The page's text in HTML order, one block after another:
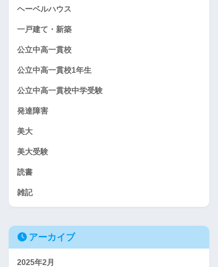
ヘーベルハウス
一戸建て・新築
公立中高一貫校
公立中高一貫校1年生
公立中高一貫校中学受験
発達障害
美大
美大受験
読書
雑記
アーカイブ
2025年2月